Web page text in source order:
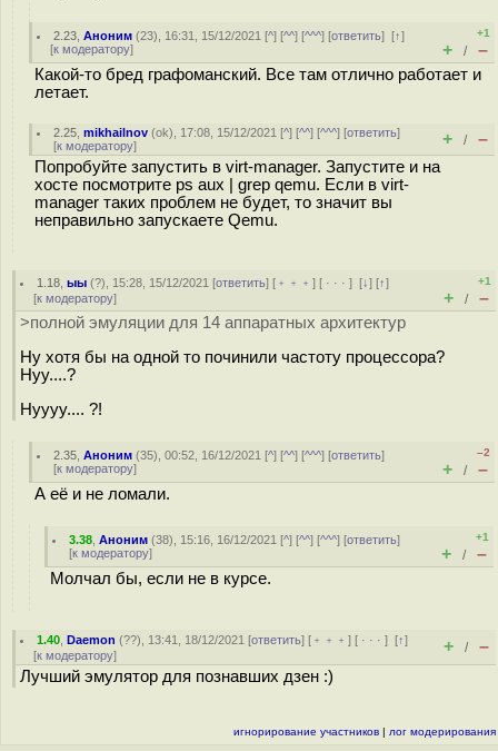
2.23 ,Аноним (23), 16:31, 15/12/2021 [^] [^^] [^^^] [ответить][↑]
[к модератору]
+1
+ / –
Какой-то бред графоманский. Все там отлично работает и
летает.
2.25 ,mikhailnov (ok), 17:08, 15/12/2021 [^] [^^] [^^^] [ответить]
[к модератору] + / –
Попробуйте запустить в virt-manager. Запустите и на
хосте посмотрите ps aux | grep qemu. Если в virt-
manager таких проблем не будет, то значит вы
неправильно запускаете Qemu.
1.18 ,ыы (?), 15:28, 15/12/2021 [ответить] [ ﹢﹢﹢] [ · · ·][↓] [↑]
[к модератору]
+1
+ / –
>полной эмуляции для 14 аппаратных архитектур
Ну хотя бы на одной то починили частоту процессора?
Нуу....?
Нуууу.... ?!
2.35 ,Аноним (35), 00:52, 16/12/2021 [^] [^^] [^^^] [ответить]
[к модератору]
–2
+ / –
А её и не ломали.
3.38 ,Аноним (38), 15:16, 16/12/2021 [^] [^^] [^^^] [ответить]
[к модератору]
+1
+ / –
Молчал бы, если не в курсе.
1.40 ,Daemon (??), 13:41, 18/12/2021 [ответить] [ ﹢﹢﹢] [ · · ·][↑]
[к модератору] + / –
Лучший эмулятор для познавших дзен :)
игнорирование участников | лог модерирования